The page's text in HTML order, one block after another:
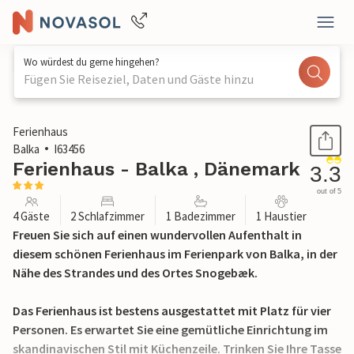
Wo würdest du gerne hingehen?
Fügen Sie Reiseziel, Daten und Gäste hinzu
1 / 21
Ferienhaus
Balka
I63456
Ferienhaus - Balka , Dänemark 3.3
out of 5
4 Gäste 2 Schlafzimmer 1 Badezimmer 1 Haustier
Freuen Sie sich auf einen wundervollen Aufenthalt in
diesem schönen Ferienhaus im Ferienpark von Balka, in der
Nähe des Strandes und des Ortes Snogebæk.
Das Ferienhaus ist bestens ausgestattet mit Platz für vier
Personen. Es erwartet Sie eine gemütliche Einrichtung im
skandinavischen Stil mit Küchenzeile. Trinken Sie Ihre Tasse